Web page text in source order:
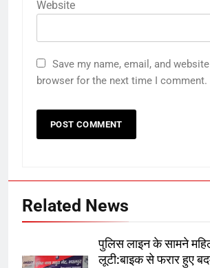
Website
Save my name, email, and
browser for the next time I comment.
Related News
पुलिस लाइन के सामने
लूटी:बाइक से फरार हुए
Harsh Sanghavi ने
गुजरात के कपड़ा
दुष्कर्म के आरोप में
शकील नूरानी:एक्ट्रेस
दवा दीं, दुष्कर्म के बाद
देते थे; 2016 का
बॉलीवुड मनोरंजन